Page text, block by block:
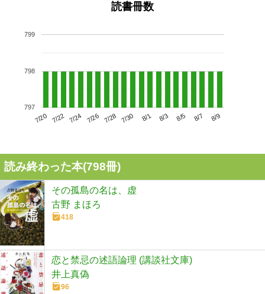
読書冊数
7/20 7/22 7/24 7/26 7/28 7/30 8/1 8/3 8/5 8/7 8/9
797
798
799
読み終わった本(798冊)
その孤島の名は、虚
古野 まほろ
418
恋と禁忌の述語論理 (講談社文庫)
井上真偽
96